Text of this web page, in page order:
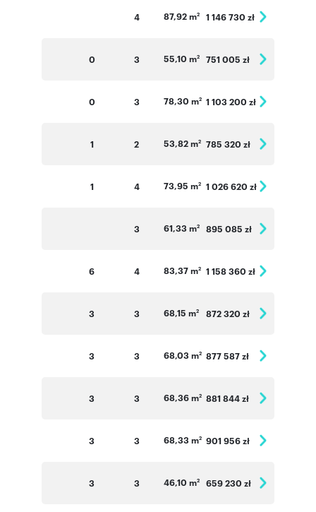
4 87,92 m2 1 146 730 zł
0 3 55,10 m2 751 005 zł
0 3 78,30 m2 1 103 200 zł
1 2 53,82 m2 785 320 zł
1 4 73,95 m2 1 026 620 zł
3 61,33 m2 895 085 zł
6 4 83,37 m2 1 158 360 zł
3 3 68,15 m2 872 320 zł
3 3 68,03 m2 877 587 zł
3 3 68,36 m2 881 844 zł
3 3 68,33 m2 901 956 zł
3 3 46,10 m2 659 230 zł